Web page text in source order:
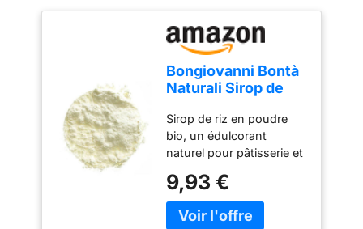
Bongiovanni Bontà
Naturali Sirop de
1Kg
Sirop de riz en poudre
bio, un édulcorant
naturel pour pâtisserie et
adapté à un usage
domestique,
boulangeries et recettes
9,93 €